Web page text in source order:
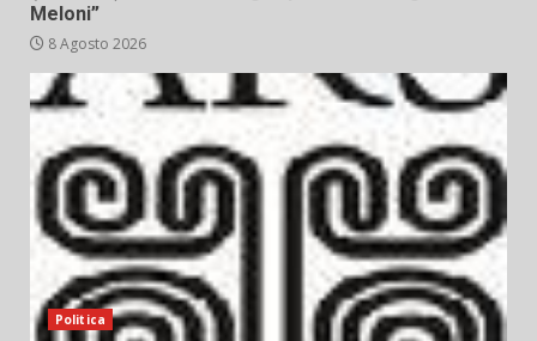
Meloni”
8 Agosto 2026
Politica